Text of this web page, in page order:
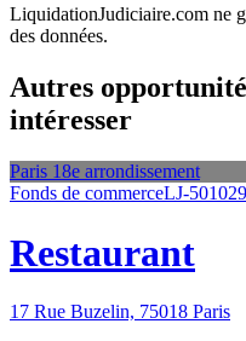
LiquidationJudiciaire.com ne
des données.
Autres
intéresser
Paris 18e arrondissement
Fonds de commerceLJ-
Restaurant
17 Rue Buzelin, 75018 Paris